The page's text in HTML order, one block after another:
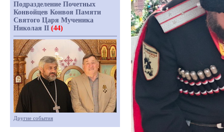
Подразделение Почетных
Конвойцев Конвоя Памяти
Святого Царя Мученика
Николая II (44)
Другие события